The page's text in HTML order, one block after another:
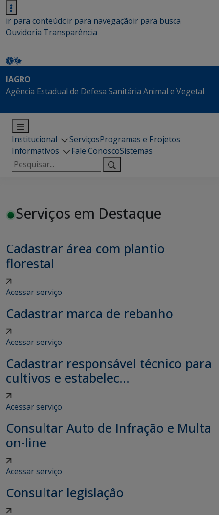
ir para conteúdoir para navegaçãoir para busca
Ouvidoria Transparência
IAGRO
Agência Estadual de Defesa Sanitária Animal e Vegetal
Institucional ServiçosProgramas e Projetos
Informativos
Fale ConoscoSistemas
Pesquisar
por:
Serviços em Destaque
Cadastrar área com plantio
florestal
Acessar serviço
Cadastrar marca de rebanho
Acessar serviço
Cadastrar responsável técnico para
cultivos e estabelec...
Acessar serviço
Consultar Auto de Infração e Multa
on-line
Acessar serviço
Consultar legislaçâo